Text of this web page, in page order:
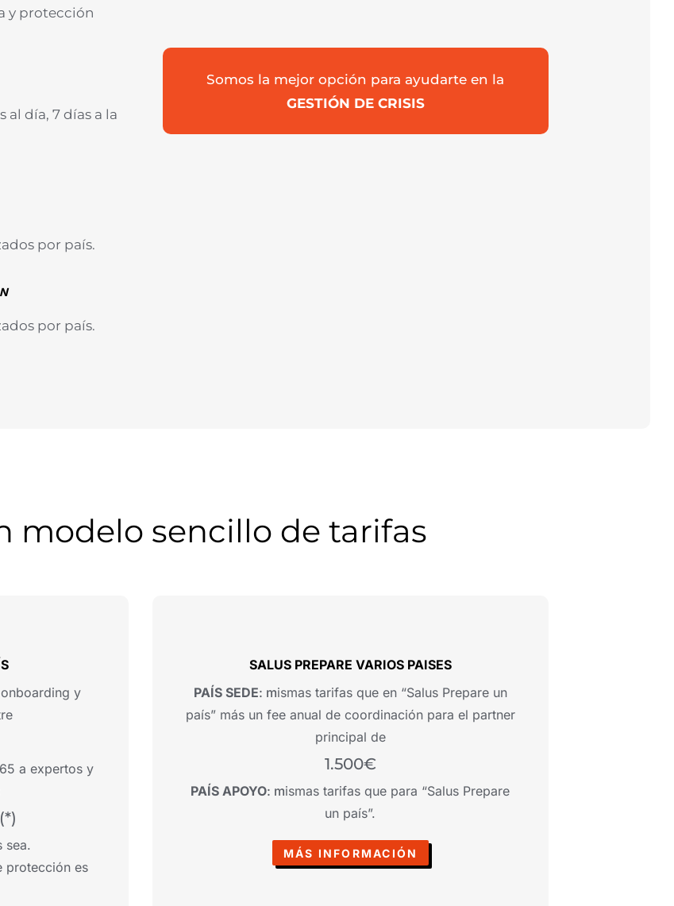
y protección
día, 7 días a la
por país.
por país.
Somos la mejor opción para ayudarte en la
GESTIÓN DE CRISIS
modelo sencillo de tarifas
y
a expertos y
sea.
protección es
SALUS PREPARE VARIOS PAISES
PAÍS SEDE: mismas tarifas que en “Salus Prepare un
país” más un fee anual de coordinación para el partner
principal de
1.500€
PAÍS APOYO: mismas tarifas que para “Salus Prepare
un país”.
MÁS INFORMACIÓN